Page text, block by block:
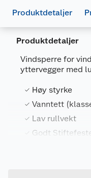
Produktdetaljer
Produktdetaljer
Vindsperre for
yttervegger med
Høy styrke
Vanntett
Lav rullvekt
Godt
Generelt
Artikkelnummer
Leverandørens